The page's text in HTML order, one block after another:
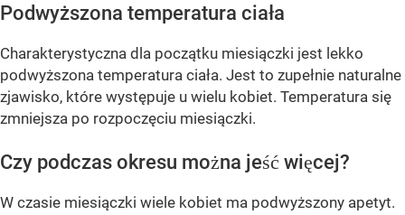
Podwyższona temperatura ciała
Charakterystyczna dla początku miesiączki jest lekko
podwyższona temperatura ciała. Jest to zupełnie naturalne
zjawisko, które występuje u wielu kobiet. Temperatura się
zmniejsza po rozpoczęciu miesiączki.
Czy podczas okresu można jeść więcej?
W czasie miesiączki wiele kobiet ma podwyższony apetyt.